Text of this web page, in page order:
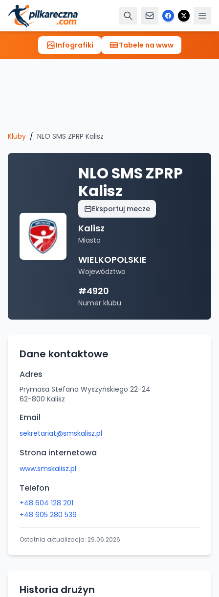
Infografiki Tabele na www
Kluby / NLO SMS ZPRP Kalisz
NLO SMS ZPRP
Kalisz
Eksportuj mecze
Kalisz
Miasto
WIELKOPOLSKIE
Województwo
#4920
Numer klubu
Dane kontaktowe
Adres
Prymasa Stefana Wyszyńskiego 22-24
62-800 Kalisz
Email
sekretariat@smskalisz.pl
Strona internetowa
www.smskalisz.pl
Telefon
+48 604 128 201
+48 605 280 539
Ostatnia aktualizacja: 29.06.2026
Historia drużyn